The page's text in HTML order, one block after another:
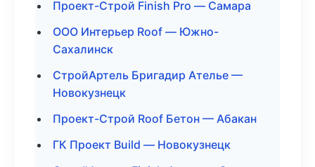
Проект-Строй Finish Pro — Самара
ООО Интерьер Roof — Южно-
Сахалинск
СтройАртель Бригадир Ателье —
Новокузнецк
Проект-Строй Roof Бетон — Абакан
ГК Проект Build — Новокузнецк